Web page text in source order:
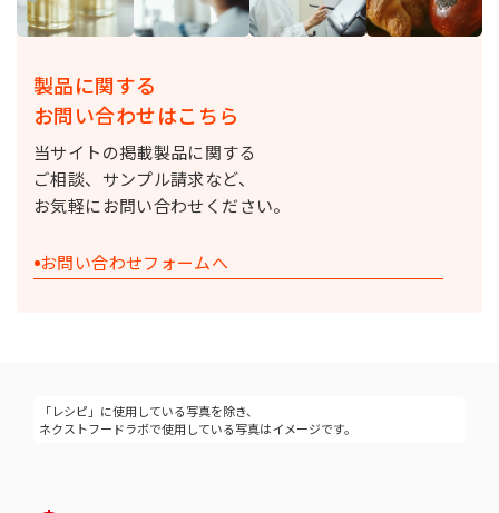
製品に関する
お問い合わせはこちら
当サイトの掲載製品に関する
ご相談、サンプル請求など、
お気軽にお問い合わせください。
お問い合わせフォームへ
「レシピ」に使用している写真を除き、
ネクストフードラボで使用している写真はイメージです。